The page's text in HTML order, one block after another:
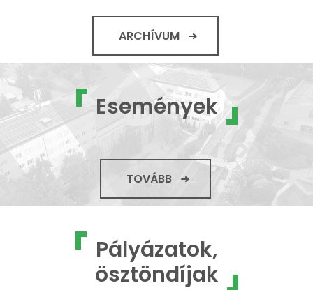
ARCHÍVUM
Események
TOVÁBB
Pályázatok,
ösztöndíjak